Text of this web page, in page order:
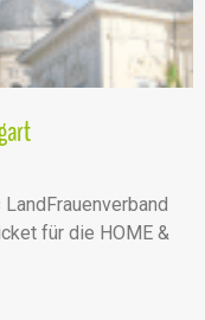
für die HOME &